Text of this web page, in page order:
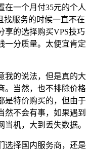
在一个月付35元的个人
找服务的时候一直不在
享的选择购买VPS技巧
一分质量。太便宜肯定
我的说法，但是真的大
。当然，也不排除价格
是特价购买的，但由于
然不会有事，如果遇到
机，大到丢失数据。
选择国内服务商，还是